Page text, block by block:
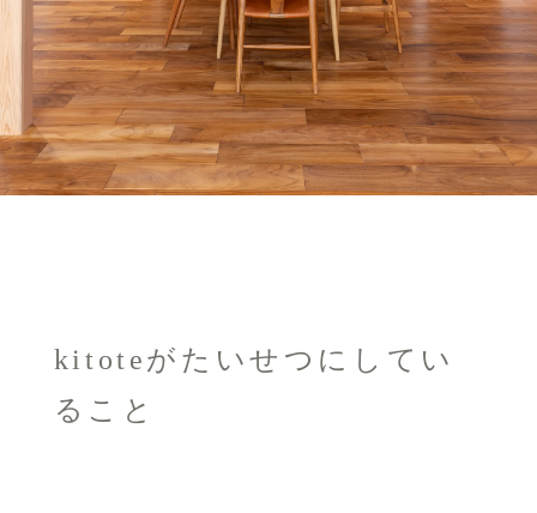
kitoteがたいせつにしてい
ること